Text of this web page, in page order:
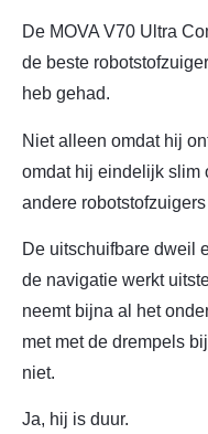
De MOVA V70 Ultra
de beste
heb gehad.
Niet alleen omdat hij
omdat hij eindelijk slim
andere
De uitschuifbare dweil
de navigatie werkt
neemt bijna al het
met met de drempels
niet.
Ja, hij is duur.